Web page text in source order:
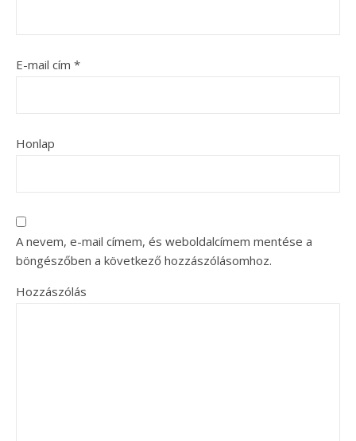
E-mail cím *
Honlap
A nevem, e-mail címem, és weboldalcímem mentése a
böngészőben a következő hozzászólásomhoz.
Hozzászólás